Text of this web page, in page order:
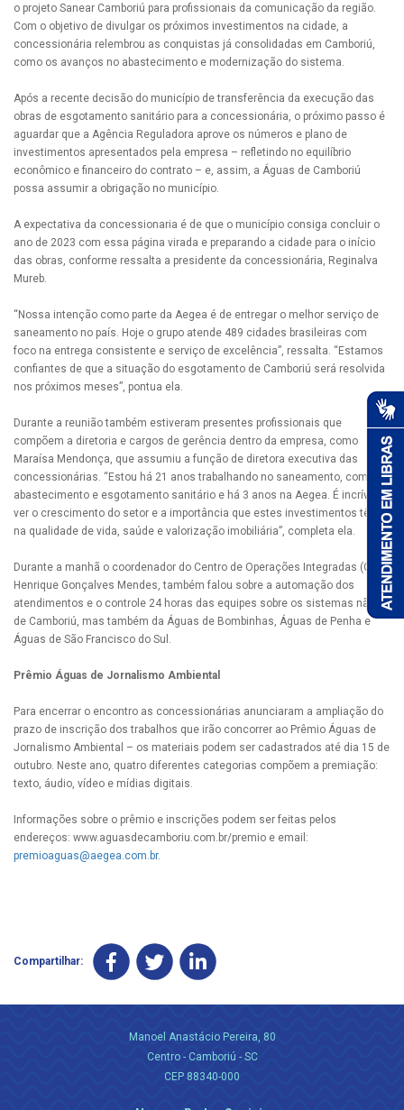
o projeto Sanear Camboriú para profissionais da comunicação da região.
Com o objetivo de divulgar os próximos investimentos na cidade, a
concessionária relembrou as conquistas já consolidadas em Camboriú,
como os avanços no abastecimento e modernização do sistema.
Após a recente decisão do município de transferência da execução das
obras de esgotamento sanitário para a concessionária, o próximo passo é
aguardar que a Agência Reguladora aprove os números e plano de
investimentos apresentados pela empresa – refletindo no equilíbrio
econômico e financeiro do contrato – e, assim, a Águas de Camboriú
possa assumir a obrigação no município.
A expectativa da concessionaria é de que o município consiga concluir o
ano de 2023 com essa página virada e preparando a cidade para o início
das obras, conforme ressalta a presidente da concessionária, Reginalva
Mureb.
“Nossa intenção como parte da Aegea é de entregar o melhor serviço de
saneamento no país. Hoje o grupo atende 489 cidades brasileiras com
foco na entrega consistente e serviço de excelência”, ressalta. “Estamos
confiantes de que a situação do esgotamento de Camboriú será resolvida
nos próximos meses”, pontua ela.
Durante a reunião também estiveram presentes profissionais que
compõem a diretoria e cargos de gerência dentro da empresa, como
Maraísa Mendonça, que assumiu a função de diretora executiva das
concessionárias. “Estou há 21 anos trabalhando no saneamento, com
abastecimento e esgotamento sanitário e há 3 anos na Aegea. É incrível
ver o crescimento do setor e a importância que estes investimentos têm
na qualidade de vida, saúde e valorização imobiliária”, completa ela.
Durante a manhã o coordenador do Centro de Operações Integradas (COI),
Henrique Gonçalves Mendes, também falou sobre a automação dos
atendimentos e o controle 24 horas das equipes sobre os sistemas não só
de Camboriú, mas também da Águas de Bombinhas, Águas de Penha e
Águas de São Francisco do Sul.
Prêmio Águas de Jornalismo Ambiental
Para encerrar o encontro as concessionárias anunciaram a ampliação do
prazo de inscrição dos trabalhos que irão concorrer ao Prêmio Águas de
Jornalismo Ambiental – os materiais podem ser cadastrados até dia 15 de
outubro. Neste ano, quatro diferentes categorias compõem a premiação:
texto, áudio, vídeo e mídias digitais.
Informações sobre o prêmio e inscrições podem ser feitas pelos
endereços: www.aguasdecamboriu.com.br/premio e email:
premioaguas@aegea.com.br.
Compartilhar:
Manoel Anastácio Pereira, 80
Centro - Camboriú - SC
CEP 88340-000